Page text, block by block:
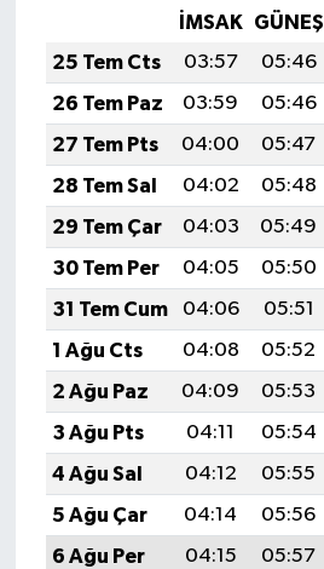
İMSAK GÜNEŞ
25 Tem Cts
03:57 05:46
26 Tem Paz
03:59 05:46
27 Tem Pts
04:00 05:47
28 Tem Sal
04:02 05:48
29 Tem Çar
04:03 05:49
30 Tem Per
04:05 05:50
31 Tem Cum
04:06 05:51
1 Ağu Cts
04:08 05:52
2 Ağu Paz
04:09 05:53
3 Ağu Pts
04:11 05:54
4 Ağu Sal
04:12 05:55
5 Ağu Çar
04:14 05:56
6 Ağu Per
04:15 05:57